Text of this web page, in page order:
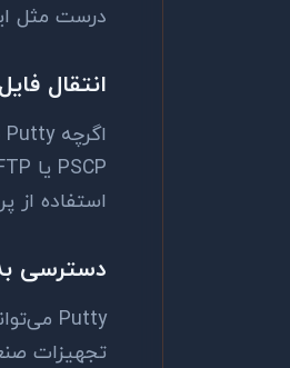
درست مثل
انتقال فایل
اگرچهPutty
PSCP یا
استفاده از
دسترسی
Putty
تجهیزات